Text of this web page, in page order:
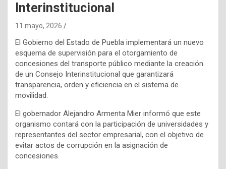
Interinstitucional
11 mayo, 2026
El Gobierno del Estado de Puebla implementará un nuevo
esquema de supervisión para el otorgamiento de
concesiones del transporte público mediante la creación
de un Consejo Interinstitucional que garantizará
transparencia, orden y eficiencia en el sistema de
movilidad.
El gobernador Alejandro Armenta Mier informó que este
organismo contará con la participación de universidades y
representantes del sector empresarial, con el objetivo de
evitar actos de corrupción en la asignación de
concesiones.